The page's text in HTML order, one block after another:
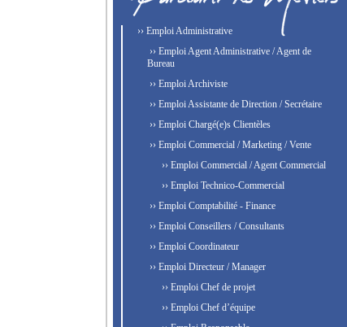
›› Emploi Administrative
›› Emploi Agent Administrative / Agent de
Bureau
›› Emploi Archiviste
›› Emploi Assistante de Direction / Secrétaire
›› Emploi Chargé(e)s Clientèles
›› Emploi Commercial / Marketing / Vente
›› Emploi Commercial / Agent Commercial
›› Emploi Technico-Commercial
›› Emploi Comptabilité - Finance
›› Emploi Conseillers / Consultants
›› Emploi Coordinateur
›› Emploi Directeur / Manager
›› Emploi Chef de projet
›› Emploi Chef d’équipe